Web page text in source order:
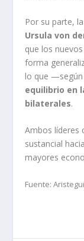
Por su parte,
Ursula von
que los
forma
lo que
equilibrio en
bilaterales.
Ambos líderes
sustancial
mayores
Fuente: